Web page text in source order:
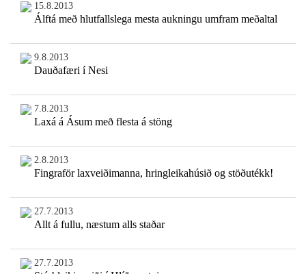
15.8.2013
Álftá með hlutfallslega mesta aukningu umfram meðaltal
9.8.2013
Dauðafæri í Nesi
7.8.2013
Laxá á Ásum með flesta á stöng
2.8.2013
Fingraför laxveiðimanna, hringleikahúsið og stöðutékk!
27.7.2013
Allt á fullu, næstum alls staðar
27.7.2013